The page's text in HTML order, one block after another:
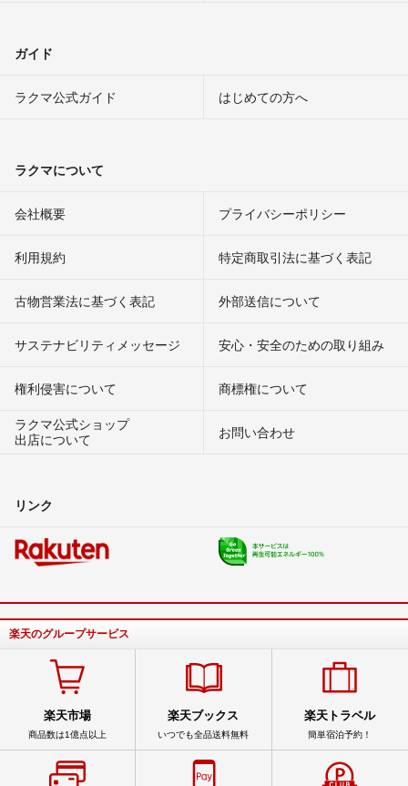
ガイド
ラクマ公式ガイド はじめての方へ
ラクマについて
会社概要 プライバシーポリシー
利用規約 特定商取引法に基づく表記
古物営業法に基づく表記 外部送信について
サステナビリティメッセージ 安心・安全のための取り組み
権利侵害について
商標権について
ラクマ公式ショップ
出店について
お問い合わせ
リンク
楽天のグループサービス
楽天市場
商品数は1億点以上
楽天ブックス
いつでも全品送料無料
楽天トラベル
簡単宿泊予約！